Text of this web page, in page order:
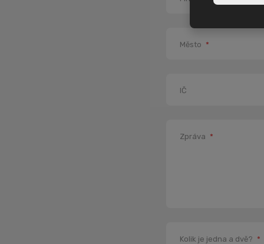
Město *
IČ
Zpráva *
Kolik je jedna a dvě? *